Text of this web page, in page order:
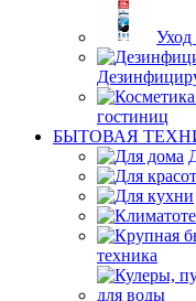
Уход
гостиниц
БЫТОВАЯ
техника